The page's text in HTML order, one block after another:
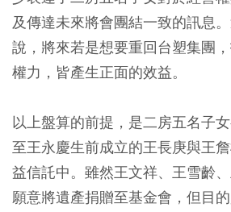
及傳達未來將會團結一致的訊息
說，將來若是想要重回台塑集團
權力，皆產生正面的效益。
以上盤算的前提，是二房五名子
至王永慶生前成立的王長庚與王
益信託中。雖然王文祥、王雪齡
願意將遺產捐贈至基金會，但目